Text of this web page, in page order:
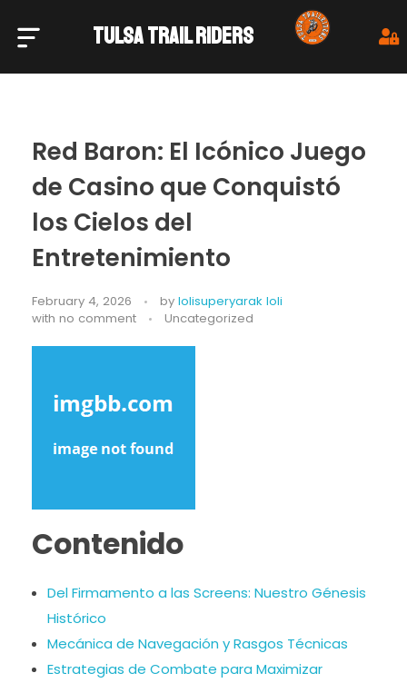
TULSA TRAIL RIDERS
Red Baron: El Icónico Juego
de Casino que Conquistó
los Cielos del
Entretenimiento
February 4, 2026 by lolisuperyarak loli
with no comment Uncategorized
Contenido
Del Firmamento a las Screens: Nuestro Génesis
Histórico
Mecánica de Navegación y Rasgos Técnicas
Estrategias de Combate para Maximizar